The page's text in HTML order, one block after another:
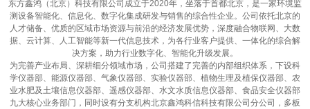
东方鑫鸿（北京）科技有限公司成立于2020年，坐落于首都北京，是一家环境监
测设备智能化、信息化、数字化集成研发与销售的综合性企业。公司依托北京的
人才储备、优质的区域市场资源与前沿的经济发展优势，深度融合物联网、大数
据、云计算、人工智能等新一代信息技术，为各行业客户提供、一体化的综合解
决方案，助力行业数字化、智能化升级发展。
为完善产业布局、深耕细分领域市场，公司搭建了完善的内部组织体系，下设科
学仪器部、能源仪器部、气象仪器部、实验仪器部、植物生理及植保仪器部、农
业水肥及土壤信息仪器部、遥感仪器部、水文水质信息仪器部、食品安全仪器部
九大核心业务部门，同时设有分支机构北京鑫鸿科信科技有限公司分公司，多板